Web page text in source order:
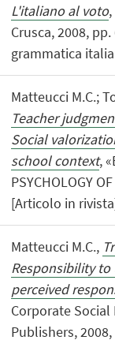
L'italiano al voto
Crusca, 2008,
grammatica
Matteucci M.C.;
Teacher
Social
school context,
PSYCHOLOGY
[Articolo in
Matteucci M.C.,
Responsibility to
perceived
Corporate Social
Publishers, 2008,